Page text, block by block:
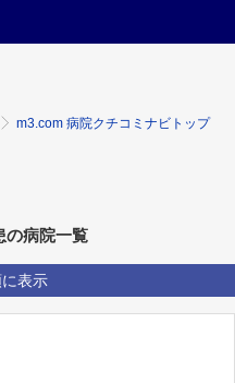
m3.com 病院クチコミナビトップ
の病院一覧
に表示